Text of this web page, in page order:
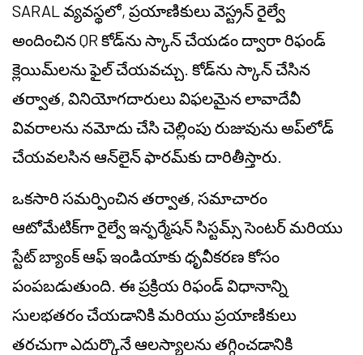
SARAL వ్యవస్థలో, ప్రయాణికులు వెస్ట్రన్ రైల్వే
అందించిన QR కోడ్‌ను స్కాన్ చేయడం ద్వారా రిఫండ్
క్లెయిమ్‌లను ఫైల్ చేయవచ్చు. కోడ్‌ను స్కాన్ చేసిన
తర్వాత, వినియోగదారులు విఫలమైన లావాదేవీ
వివరాలను నమోదు చేసి చెల్లింపు రుజువును అప్‌లోడ్
చేయవలసిన ఆన్‌లైన్ ఫారమ్‌కు దారితీస్తారు.
ఒకసారి సమర్పించిన తర్వాత, సమాచారం
ఆటోమేటిక్‌గా రైల్వే ఇన్ఫర్మేషన్ సిస్టమ్స్ సెంటర్ మరియు
స్టేట్ బ్యాంక్ ఆఫ్ ఇండియాకు ధృవీకరణ కోసం
పంపబడుతుంది. ఈ ప్రక్రియ రిఫండ్ విధానాన్ని
సులభతరం చేయడానికి మరియు ప్రయాణికులు
తరచుగా ఎదుర్కొనే ఆలస్యాలను తగ్గించడానికి